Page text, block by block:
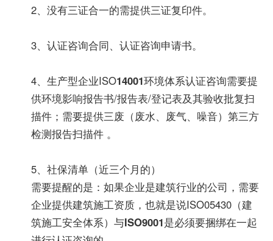
2、没有三证合一的需提供三证复印件。
3、认证咨询合同、认证咨询申请书。
4、生产型企业ISO14001环境体系认证咨询需要提
供环境影响报告书/报告表/登记表及其验收批复扫
描件；需要提供三废（废水、废气、噪音）第三方
检测报告扫描件 。
5、社保清单（近三个月的）
需要提醒的是：如果企业是建筑行业的公司，需要
企业提供建筑施工资质，也就是说ISO05430（建
筑施工安全体系）与ISO9001是必须要捆绑在一起